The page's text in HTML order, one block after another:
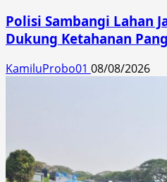
Polisi Sambangi Lahan
Dukung Ketahanan
KamiluProbo01 08/08/2026